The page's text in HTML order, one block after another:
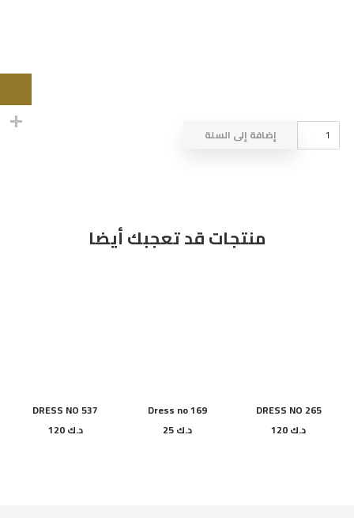
كمية
DRESS
إضافة إلى السلة
منتجات قد تعجبك أيضا
DRESS NO 265
د.ك
Dress no 169
د.ك25
DRESS NO 537
د.ك120